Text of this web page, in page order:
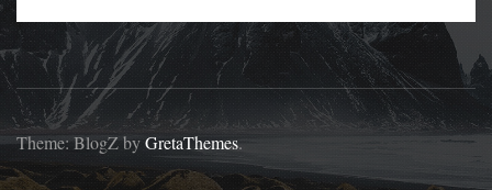
thème
pour
les
Theme: BlogZ byGretaThemes.